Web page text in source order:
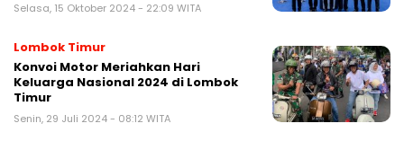
Selasa, 15 Oktober 2024 - 22:09 WITA
Lombok Timur
Konvoi Motor Meriahkan Hari
Keluarga Nasional 2024 di Lombok
Timur
Senin, 29 Juli 2024 - 08:12 WITA